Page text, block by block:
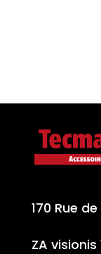
170 Rue
ZA visionis